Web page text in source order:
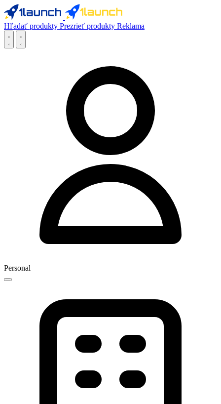
Hľadať produkty Prezrieť produkty Reklama
Personal